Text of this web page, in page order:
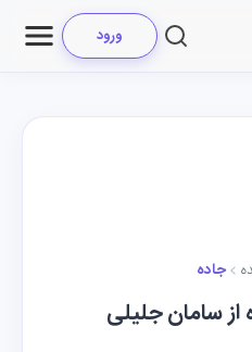
ورود
جاده
از سامان جلیلی